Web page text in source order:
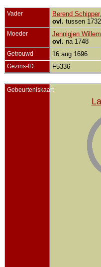
Vader Berend Schipper
ovl. tussen
Moeder Jennigjen
ovl. na 1748
Getrouwd 16 aug 1696
Gezins-ID F5336
Gebeurteniskaart